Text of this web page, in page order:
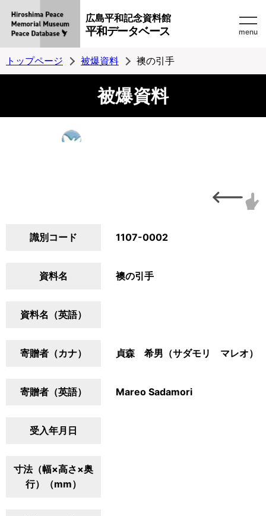
広島平和記念資料館
平和データベース menu
トップページ 被爆資料 襖の引手
被爆資料
識別コード 1107-0002
資料名 襖の引手
資料名（英語）
寄贈者（カナ） 貞森 希男（サダモリ マレオ）
寄贈者（英語） Mareo Sadamori
受入年月日
寸法（幅×高さ×奥
行）（mm）